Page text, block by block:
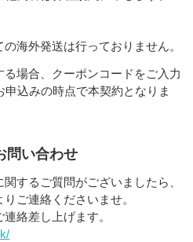
海外発送は行っておりません。
る場合、クーポンコードをご入力
込みの時点で本契約となりま
問い合わせ
するご質問がございましたら、
ご連絡くださいませ。
絡差し上げます。